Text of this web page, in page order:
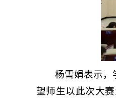
杨雪娟表示，
望师生以此次大